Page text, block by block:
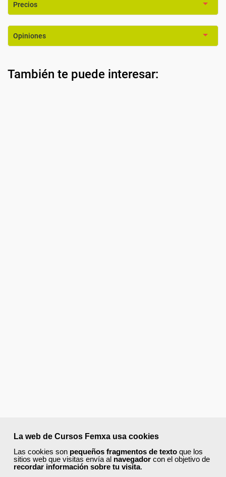
La web de Cursos Femxa usa cookies
Las cookies son pequeños fragmentos de texto que los
sitios web que visitas envía al navegador con el objetivo de
recordar información sobre tu visita.
Precios
Opiniones
También te puede interesar: